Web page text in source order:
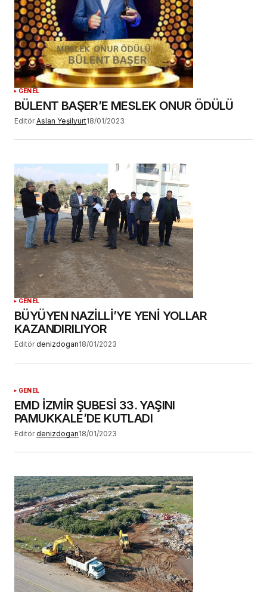
YORUM GÖNDER
GENEL
BÜLENT BAŞER’E MESLEK ONUR ÖDÜLÜ
Editör Aslan Yeşilyurt18/01/2023
GENEL
BÜYÜYEN NAZİLLİ’YE YENİ YOLLAR
KAZANDIRILIYOR
Editör denizdogan18/01/2023
GENEL
EMD İZMİR ŞUBESİ 33. YAŞINI
PAMUKKALE’DE KUTLADI
Editör denizdogan18/01/2023